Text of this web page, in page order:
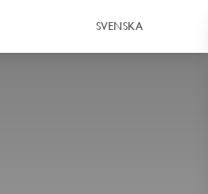
SVENSKA